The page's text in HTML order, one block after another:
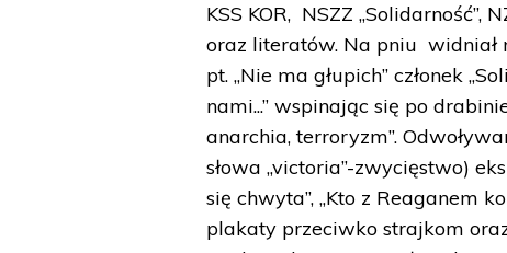
KSS KOR, NSZZ
oraz literatów. Na pniu widniał
pt. „Nie ma głupich” członek
nami...” wspinając się po
anarchia, terroryzm”.
słowa „victoria”-zwycięstwo)
się chwyta”, „Kto z Reaganem
plakaty przeciwko strajkom